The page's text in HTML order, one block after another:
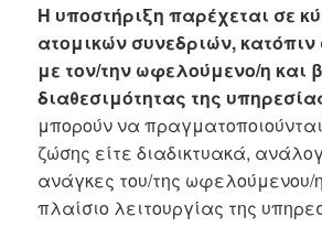
Η υποστήριξη παρέχεται σε
ατομικών συνεδριών,
με τον/την ωφελούμενο/η και
διαθεσιμότητας της
μπορούν να
ζώσης είτε διαδικτυακά,
ανάγκες του/της ωφελούμενου/
πλαίσιο λειτουργίας της